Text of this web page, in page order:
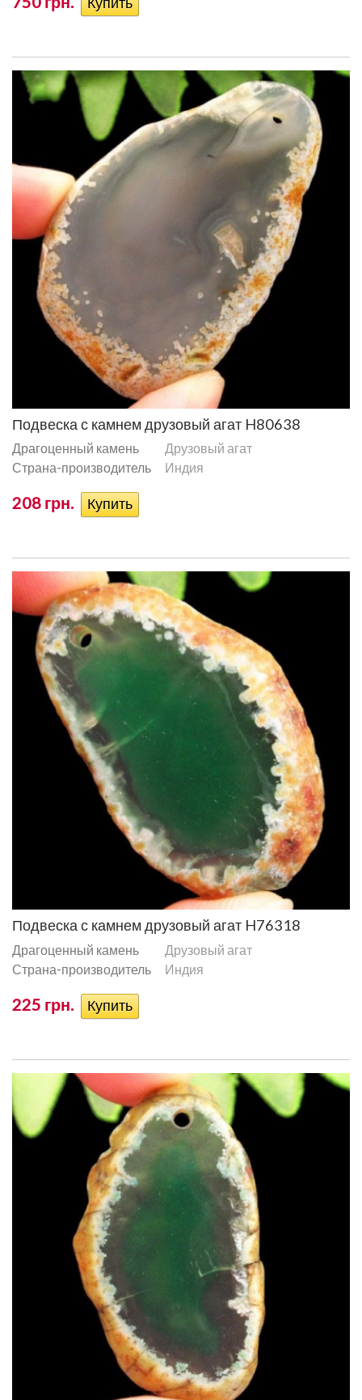
Подвеска с камнем друзовый агат H80638
Драгоценный камень
Друзовый агат
Страна-производитель
Индия
208 грн.
Подвеска с камнем друзовый агат H76318
Драгоценный камень
Друзовый агат
Страна-производитель
Индия
225 грн.